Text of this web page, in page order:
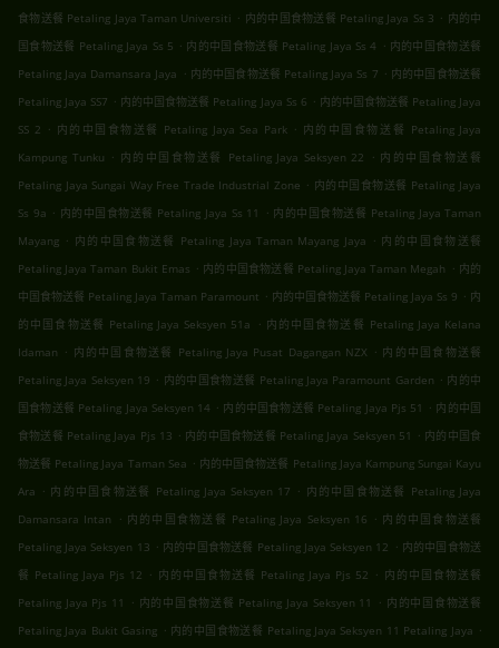
食物送餐 Petaling Jaya Taman Universiti . 内的中国食物送餐 Petaling Jaya Ss 3 . 内的中
国食物送餐 Petaling Jaya Ss 5 . 内的中国食物送餐 Petaling Jaya Ss 4 . 内的中国食物送餐
Petaling Jaya Damansara Jaya . 内的中国食物送餐 Petaling Jaya Ss 7 . 内的中国食物送餐
Petaling Jaya SS7 . 内的中国食物送餐 Petaling Jaya Ss 6 . 内的中国食物送餐 Petaling Jaya
SS 2 . 内的中国食物送餐 Petaling Jaya Sea Park . 内的中国食物送餐 Petaling Jaya
Kampung Tunku . 内的中国食物送餐 Petaling Jaya Seksyen 22 . 内的中国食物送餐
Petaling Jaya Sungai Way Free Trade Industrial Zone . 内的中国食物送餐 Petaling Jaya
Ss 9a . 内的中国食物送餐 Petaling Jaya Ss 11 . 内的中国食物送餐 Petaling Jaya Taman
Mayang . 内的中国食物送餐 Petaling Jaya Taman Mayang Jaya . 内的中国食物送餐
Petaling Jaya Taman Bukit Emas . 内的中国食物送餐 Petaling Jaya Taman Megah . 内的
中国食物送餐 Petaling Jaya Taman Paramount . 内的中国食物送餐 Petaling Jaya Ss 9 . 内
的中国食物送餐 Petaling Jaya Seksyen 51a
. 内的中国食物送餐 Petaling Jaya Kelana
Idaman . 内的中国食物送餐 Petaling Jaya Pusat Dagangan NZX . 内的中国食物送餐
Petaling Jaya Seksyen 19 . 内的中国食物送餐 Petaling Jaya Paramount Garden . 内的中
国食物送餐 Petaling Jaya Seksyen 14 . 内的中国食物送餐 Petaling Jaya Pjs 51 . 内的中国
食物送餐 Petaling Jaya Pjs 13 . 内的中国食物送餐 Petaling Jaya Seksyen 51 . 内的中国食
物送餐 Petaling Jaya Taman Sea . 内的中国食物送餐 Petaling Jaya Kampung Sungai Kayu
Ara . 内的中国食物送餐 Petaling Jaya Seksyen 17 . 内的中国食物送餐 Petaling Jaya
Damansara Intan
. 内的中国食物送餐 Petaling Jaya Seksyen 16 . 内的中国食物送餐
Petaling Jaya Seksyen 13 . 内的中国食物送餐 Petaling Jaya Seksyen 12 . 内的中国食物送
餐 Petaling Jaya Pjs 12 . 内的中国食物送餐 Petaling Jaya Pjs 52 . 内的中国食物送餐
Petaling Jaya Pjs 11
. 内的中国食物送餐 Petaling Jaya Seksyen 11 . 内的中国食物送餐
Petaling Jaya Bukit Gasing . 内的中国食物送餐 Petaling Jaya Seksyen 11 Petaling Jaya .